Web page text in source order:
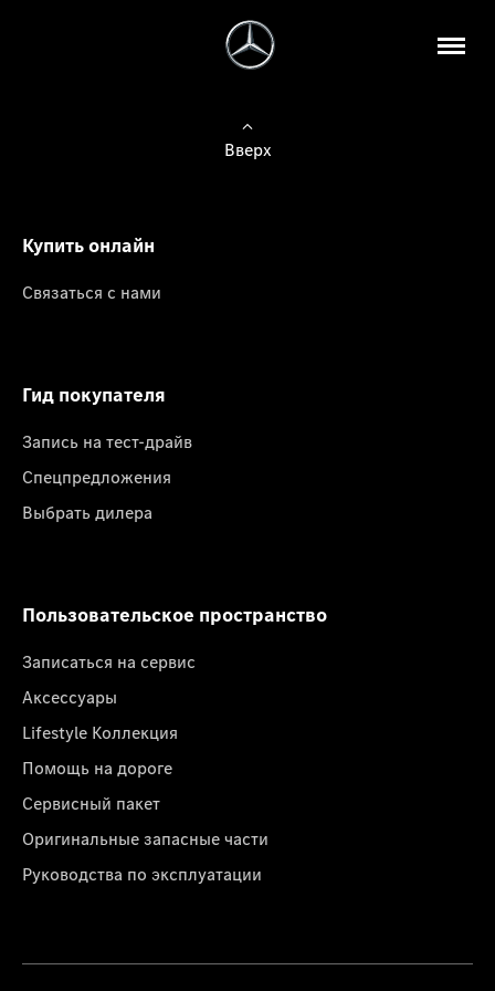
Вверх
Купить онлайн
Связаться с нами
Гид покупателя
Запись на тест-драйв
Спецпредложения
Выбрать дилера
Пользовательское пространство
Записаться на сервис
Аксессуары
Lifestyle Коллекция
Помощь на дороге
Сервисный пакет
Оригинальные запасные части
Руководства по эксплуатации